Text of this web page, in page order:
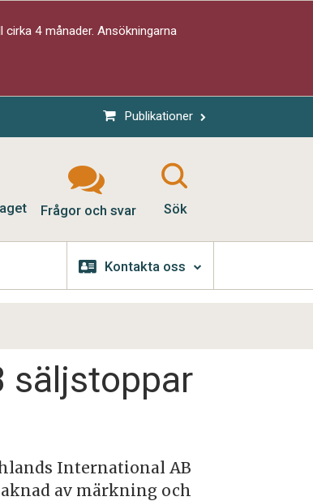
4 månader. Ansökningarna
Publikationer
Frågor och svar Sök
Kontakta oss
säljstoppar
International AB
av märkning och